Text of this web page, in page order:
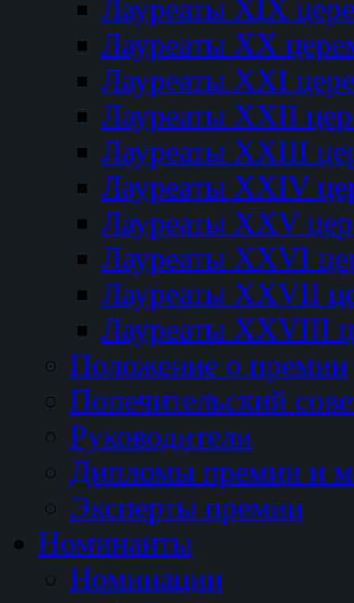
Лауреаты XIX
Лауреаты XX
Лауреаты XXI
Лауреаты XXII
Лауреаты XXIII
Лауреаты XXIV
Лауреаты XXV
Лауреаты XXVI
Лауреаты XXVII
Лауреаты XXVIII
Положение о премии
Попечительский
Руководители
Дипломы премии и
Эксперты премии
Номинанты
Номинации